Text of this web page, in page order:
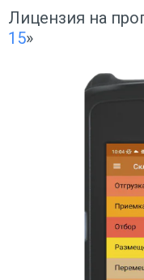
Лицензия на
15»